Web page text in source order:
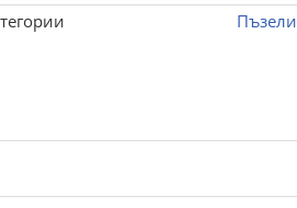
Пъзели